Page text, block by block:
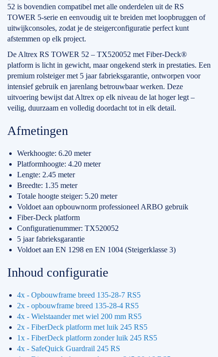
52 is bovendien compatibel met alle onderdelen uit de RS
TOWER 5-serie en eenvoudig uit te breiden met loopbruggen of
uitwijkconsoles, zodat je de steigerconfiguratie perfect kunt
afstemmen op elk project.
De Altrex RS TOWER 52 – TX520052 met Fiber-Deck®
platform is licht in gewicht, maar ongekend sterk in prestaties. Een
premium rolsteiger met 5 jaar fabrieksgarantie, ontworpen voor
intensief gebruik en jarenlang betrouwbaar werken. Deze
uitvoering bewijst dat Altrex op elk niveau de lat hoger legt –
veilig, duurzaam en volledig doordacht tot in elk detail.
Afmetingen
Werkhoogte: 6.20 meter
Platformhoogte: 4.20 meter
Lengte: 2.45 meter
Breedte: 1.35 meter
Totale hoogte steiger: 5.20 meter
Voldoet aan opbouwnorm professioneel ARBO gebruik
Fiber-Deck platform
Configuratienummer: TX520052
5 jaar fabrieksgarantie
Voldoet aan EN 1298 en EN 1004 (Steigerklasse 3)
Inhoud configuratie
4x - Opbouwframe breed 135-28-7 RS5
2x - opbouwframe breed 135-28-4 RS5
4x - Wielstaander met wiel 200 mm RS5
2x - FiberDeck platform met luik 245 RS5
1x - FiberDeck platform zonder luik 245 RS5
4x - SafeQuick Guardrail 245 RS